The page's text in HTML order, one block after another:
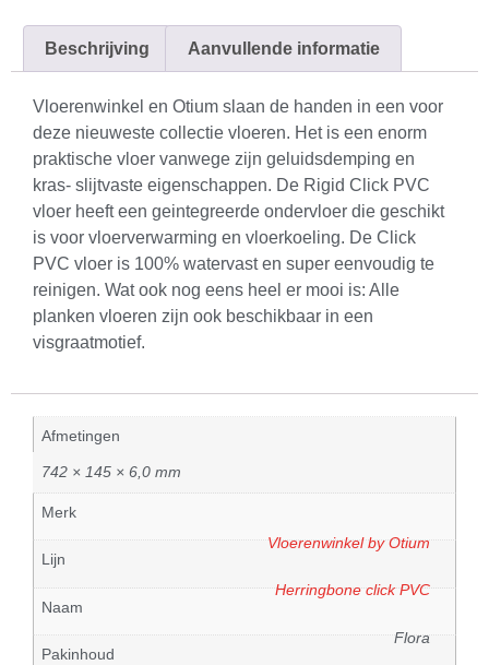
Beschrijving Aanvullende informatie
Vloerenwinkel en Otium slaan de handen in een voor
deze nieuweste collectie vloeren. Het is een enorm
praktische vloer vanwege zijn geluidsdemping en
kras- slijtvaste eigenschappen. De Rigid Click PVC
vloer heeft een geintegreerde ondervloer die geschikt
is voor vloerverwarming en vloerkoeling. De Click
PVC vloer is 100% watervast en super eenvoudig te
reinigen. Wat ook nog eens heel er mooi is: Alle
planken vloeren zijn ook beschikbaar in een
visgraatmotief.
Afmetingen
742 × 145 × 6,0 mm
Merk
Vloerenwinkel by Otium
Lijn
Herringbone click PVC
Naam
Flora
Pakinhoud